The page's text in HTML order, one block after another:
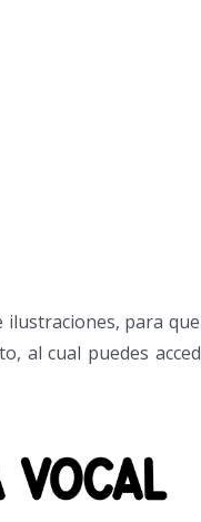
ilustraciones, para
al cual puedes